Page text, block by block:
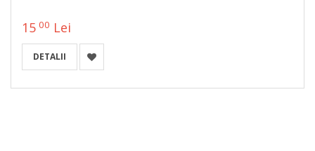
15 00 Lei
DETALII